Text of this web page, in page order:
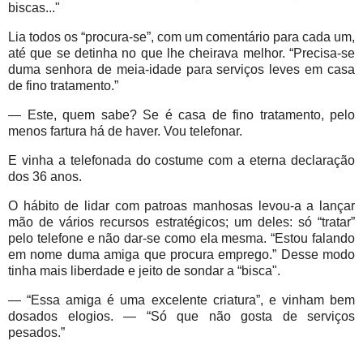
biscas..."
Lia todos os “procura-se”, com um comentário para cada um,
até que se detinha no que lhe cheirava melhor. “Precisa-se
duma senhora de meia-idade para serviços leves em casa
de fino tratamento.”
— Este, quem sabe? Se é casa de fino tratamento, pelo
menos fartura há de haver. Vou telefonar.
E vinha a telefonada do costume com a eterna declaração
dos 36 anos.
O hábito de lidar com patroas manhosas levou-a a lançar
mão de vários recursos estratégicos; um deles: só “tratar”
pelo telefone e não dar-se como ela mesma. “Estou falando
em nome duma amiga que procura emprego.” Desse modo
tinha mais liberdade e jeito de sondar a “bisca".
— “Essa amiga é uma excelente criatura”, e vinham bem
dosados elogios. — “Só que não gosta de serviços
pesados.”